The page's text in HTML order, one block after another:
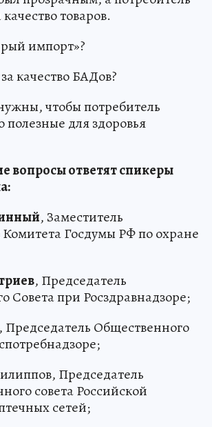
товаров.
импорт»?
качество БАДов?
чтобы потребитель
полезные для здоровья
вопросы ответят спикеры
, Заместитель
Госдумы РФ по охране
, Председатель
Совета при Росздравнадзоре;
, Председатель Общественного
Председатель
совета Российской
сетей;